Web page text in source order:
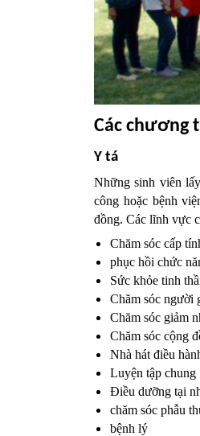
Các chương
Y tá
Những sinh viên
công hoặc bệnh
đồng. Các lĩnh vực
Chăm sóc cấp
phục hồi chức
Sức khỏe tinh
Chăm sóc người
Chăm sóc giảm
Chăm sóc cộng
Nhà hát điều
Luyện tập chung
Điều dưỡng tại
chăm sóc phẫu
bệnh lý